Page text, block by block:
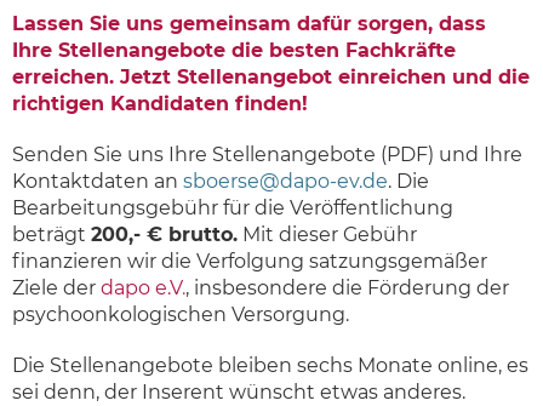
Lassen Sie uns gemeinsam dafür sorgen, dass
Ihre Stellenangebote die besten Fachkräfte
erreichen. Jetzt Stellenangebot einreichen und die
richtigen Kandidaten finden!
Senden Sie uns Ihre Stellenangebote (PDF) und Ihre
Kontaktdaten an sboerse@dapo-ev.de. Die
Bearbeitungsgebühr für die Veröffentlichung
beträgt 200,- € brutto. Mit dieser Gebühr
finanzieren wir die Verfolgung satzungsgemäßer
Ziele der dapo e.V., insbesondere die Förderung der
psychoonkologischen Versorgung.
Die Stellenangebote bleiben sechs Monate online, es
sei denn, der Inserent wünscht etwas anderes.